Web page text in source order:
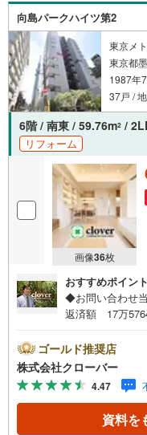
向島パークハイツ第2
東京メ
東京都
1987年
37戸 /
6階 / 南東 / 59.76m2 /
リフォーム
画像36枚
おすすめポイント
◆お問い合わせ
返済額 17万
●住宅ローン、諸
向島に佇む向島
「とうきょうス
吾妻橋」駅徒歩9
京ソラマチま
境良好。1982
ゴールド推奨店
株式会社クローバー
4.47
資料を